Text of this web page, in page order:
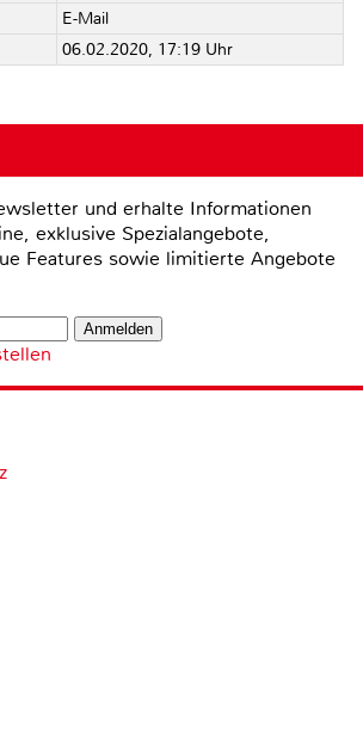
E-Mail
06.02.2020, 17:19 Uhr
und erhalte Informationen
exklusive Spezialangebote,
Features sowie limitierte Angebote